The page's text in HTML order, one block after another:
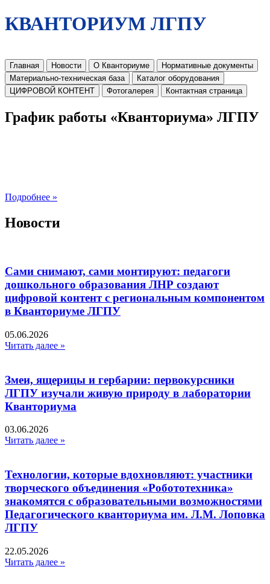
КВАНТОРИУМ ЛГПУ
Главная Новости О Кванториуме
Нормативные документы
Материально-техническая база
Каталог оборудования
ЦИФРОВОЙ КОНТЕНТ
Фотогалерея Контактная страница
График работы «Кванториума» ЛГПУ
Подробнее »
Новости
Сами снимают, сами монтируют: педагоги
дошкольного образования ЛНР создают
цифровой контент с региональным компонентом
в Кванториуме ЛГПУ​
05.06.2026
Читать далее »
Змеи, ящерицы и гербарии: первокурсники
ЛГПУ изучали живую природу в лаборатории
Кванториума
03.06.2026
Читать далее »
Технологии, которые вдохновляют: участники
творческого объединения «Робототехника»
знакомятся с образовательными возможностями
Педагогического кванториума им. Л.М. Лоповка
ЛГПУ
22.05.2026
Читать далее »